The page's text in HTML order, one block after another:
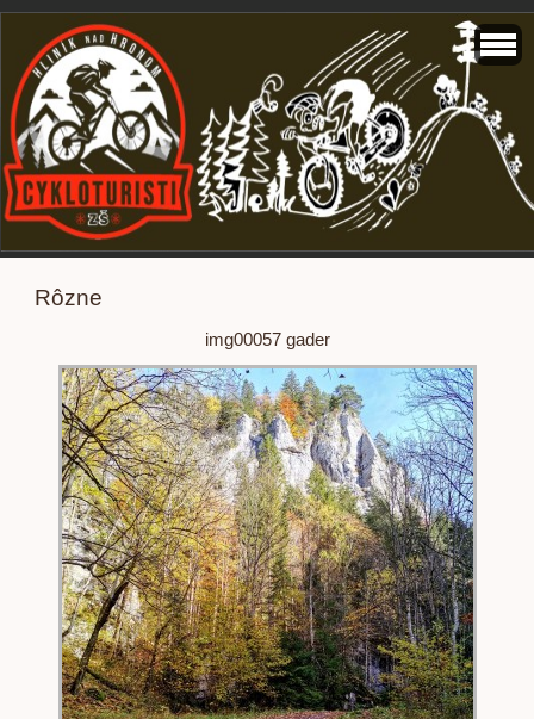
Rôzne
img00057 gader